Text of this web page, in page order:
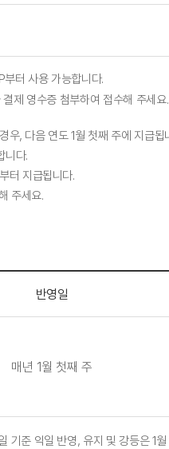
터 사용 가능합니다.
제 영수증 첨부하여 접수해 주세요.
우, 다음 연도 1월 첫째 주에 지급됩
니다.
터 지급됩니다.
주세요.
반영일
매년 1월 첫째 주
준 익일 반영, 유지 및 강등은 1